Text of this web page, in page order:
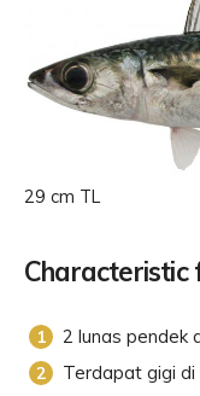
29 cm TL
Characteristic
2 lunas pendek
Terdapat gigi